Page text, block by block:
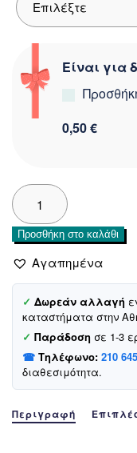
Είναι για
0,50 €
Recos
πλεκτό
σετ
σκούφος-
κασκόλ-
γάντια
«Salmon
Bunny»
ποσότητα
Προσθήκη στο καλάθι
Αγαπημένα
✓ Δωρεάν αλλαγή
καταστήματα στην
✓ Παράδοση σε 1-3
☎ Τηλέφωνο: 210
διαθεσιμότητα.
Περιγραφή